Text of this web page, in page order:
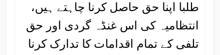
طلبا اپنا حق حاصل کرنا چاہتے ہیں،
انتظامیہ کی اس غنڈہ گردی اور حق
تلفی کے تمام اقدامات کا تدارک کرنا